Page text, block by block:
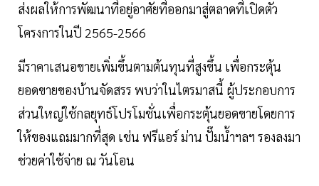
ส่งผลให้การพัฒนาที่อยู่อาศัยที่ออกมาสู่ตลาดที่เปิดตัว
โครงการในปี 2565-2566
มีราคาเสนอขายเพิ่มขึ้นตามต้นทุนที่สูงขึ้น เพื่อกระตุ้น
ยอดขายของบ้านจัดสรร พบว่าในไตรมาสนี้ ผู้ประกอบการ
ส่วนใหญ่ใช้กลยุทธ์โปรโมชั่นเพื่อกระตุ้นยอดขายโดยการ
ให้ของแถมมากที่สุด เช่น ฟรีแอร์ ม่าน ปั๊มนํ้าฯลฯ รองลงมา
ช่วยค่าใช้จ่าย ณ วันโอน